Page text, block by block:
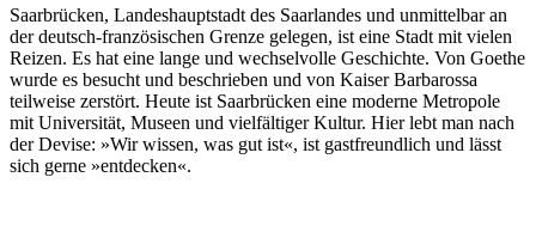
Saarbrücken, Landeshauptstadt des Saarlandes und unmittelbar an
der deutsch-französischen Grenze gelegen, ist eine Stadt mit vielen
Reizen. Es hat eine lange und wechselvolle Geschichte. Von Goethe
wurde es besucht und beschrieben und von Kaiser Barbarossa
teilweise zerstört. Heute ist Saarbrücken eine moderne Metropole
mit Universität, Museen und vielfältiger Kultur. Hier lebt man nach
der Devise: »Wir wissen, was gut ist«, ist gastfreundlich und lässt
sich gerne »entdecken«.